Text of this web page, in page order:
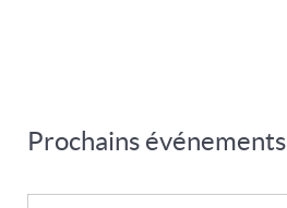
Prochains événements